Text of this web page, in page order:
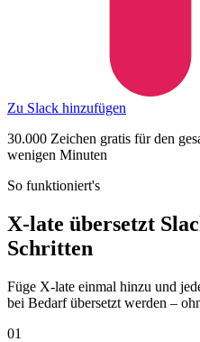
Zu Slack hinzufügen
30.000 Zeichen gratis für den
wenigen Minuten
So funktioniert's
X-late übersetzt
Schritten
Füge X-late einmal hinzu und
bei Bedarf übersetzt werden –
01